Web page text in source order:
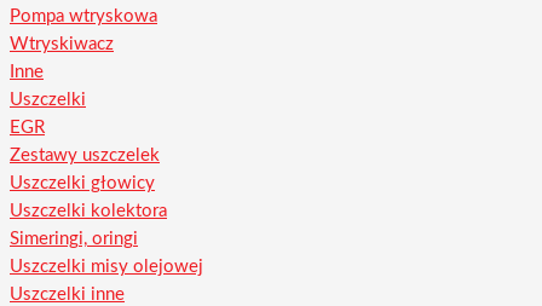
Pompa wtryskowa
Wtryskiwacz
Inne
Uszczelki
EGR
Zestawy uszczelek
Uszczelki głowicy
Uszczelki kolektora
Simeringi, oringi
Uszczelki misy olejowej
Uszczelki inne